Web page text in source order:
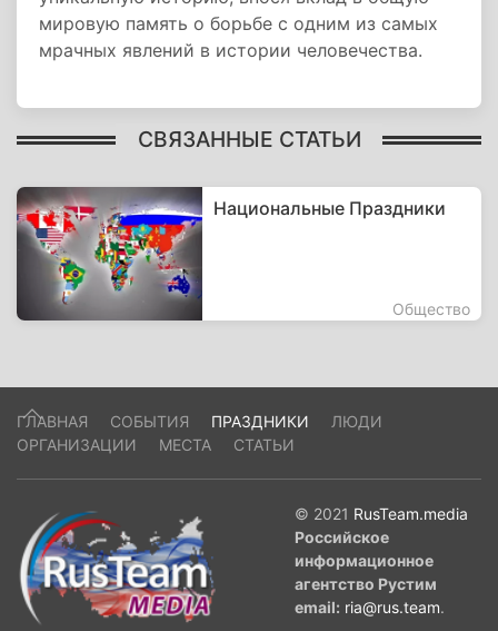
мировую память о борьбе с одним из самых
мрачных явлений в истории человечества.
СВЯЗАННЫЕ СТАТЬИ
Национальные Праздники
Общество
ГЛАВНАЯ СОБЫТИЯ ПРАЗДНИКИ
ЛЮДИ
ОРГАНИЗАЦИИ
МЕСТА СТАТЬИ
© 2021 RusTeam.media
Российское
информационное
агентство Рустим
email: ria@rus.team.